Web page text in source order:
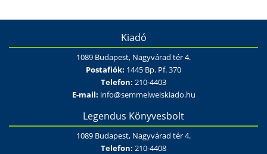
Kiadó
1089 Budapest, Nagyvárad tér 4.
Postafiók: 1445 Bp. Pf. 370
Telefon: 210-4403
E-mail: info@semmelweiskiado.hu
Legendus Könyvesbolt
1089 Budapest, Nagyvárad tér 4.
Telefon: 210-4408